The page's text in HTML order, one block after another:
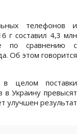
телефонов и
г составил 4,3 млн
по сравнению с
Об этом говорится
целом поставки
Украину превысят
улучшен результат